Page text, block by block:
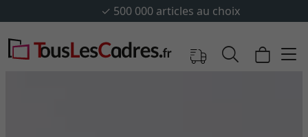
500 000 articles au choix